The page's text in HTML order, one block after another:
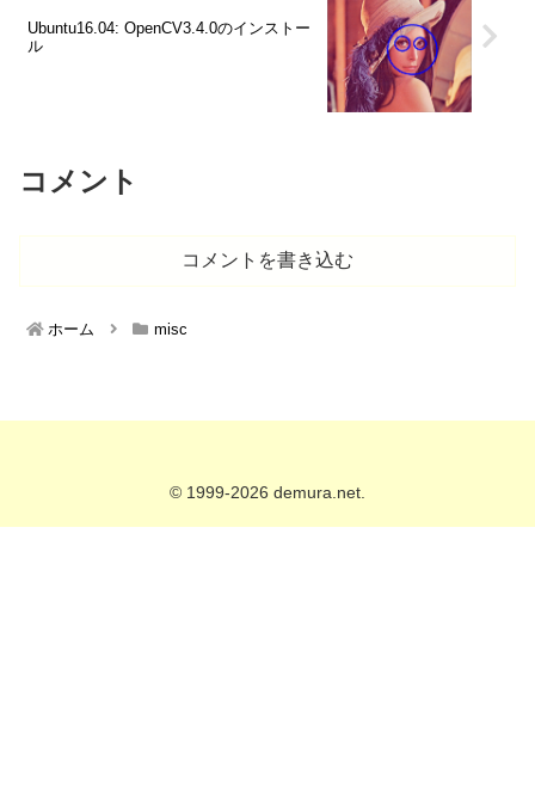
Ubuntu16.04: OpenCV3.4.0のインストー
ル
コメント
コメントを書き込む
ホーム misc
© 1999-2026 demura.net.